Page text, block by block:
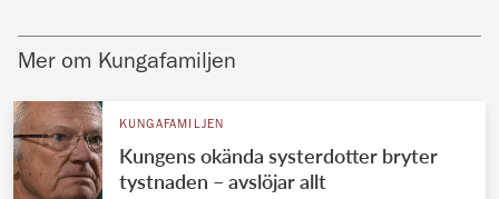
Mer om Kungafamiljen
KUNGAFAMILJEN
Kungens okända systerdotter bryter
tystnaden – avslöjar allt